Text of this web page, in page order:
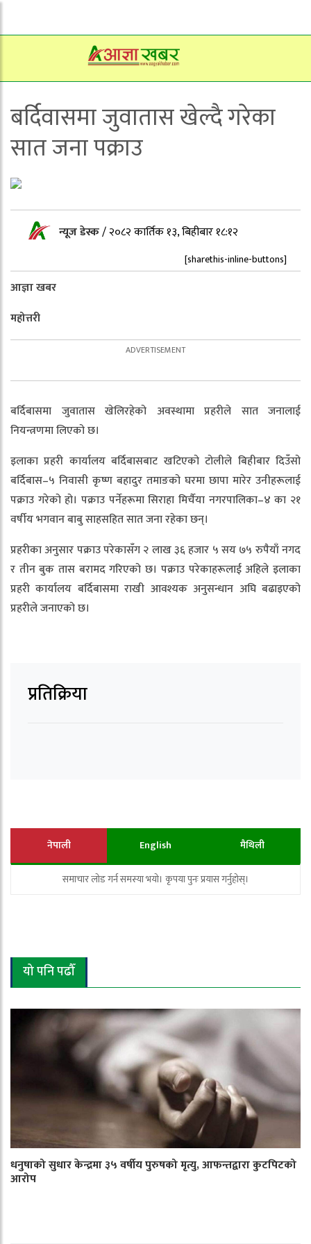
बर्दिवासमा जुवातास खेल्दै गरेका
सात जना पक्राउ
न्यूज डेस्क/२०८२ कार्तिक १३, बिहीबार १८:१२
[sharethis-inline-buttons]
आज्ञाखबर
महोत्तरी
बर्दिबासमा जुवातास खेलिरहेको अवस्थामा प्रहरीले सात जनालाई
नियन्त्रणमा लिएको छ।
इलाका प्रहरी कार्यालय बर्दिबासबाट खटिएको टोलीले बिहीबार दिउँसो
बर्दिबास–५ निवासी कृष्ण बहादुर तमाङको घरमा छापा मारेर उनीहरूलाई
पक्राउ गरेको हो। पक्राउ पर्नेहरूमा सिराहा मिर्चैया नगरपालिका–४ का २१
वर्षीय भगवान बाबु साहसहित सात जना रहेका छन्।
प्रहरीका अनुसार पक्राउ परेकासँग २ लाख ३६ हजार ५ सय ७५ रुपैयाँ नगद
र तीन बुक तास बरामद गरिएको छ। पक्राउ परेकाहरूलाई अहिले इलाका
प्रहरी कार्यालय बर्दिबासमा राखी आवश्यक अनुसन्धान अघि बढाइएको
प्रहरीले जनाएको छ।
प्रतिक्रिया
नेपाली English मैथिली
समाचार लोड गर्न समस्या भयो। कृपया पुनः प्रयास गर्नुहोस्।
यो पनि पढौँ
धनुषाको सुधार केन्द्रमा ३५ वर्षीय पुरुषको मृत्यु, आफन्तद्वारा कुटपिटको
आरोप